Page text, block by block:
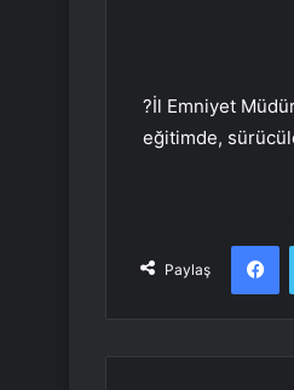
?İl Emniyet
eğitimde,
Paylaş